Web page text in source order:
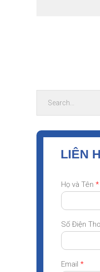
LIÊN
Họ và Tên *
Số Điện
Email *